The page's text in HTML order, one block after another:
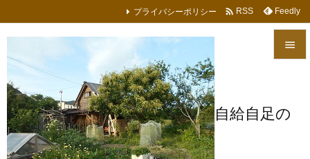
自給自足の


サイド
プライバシーポリシー  RSS Feedly